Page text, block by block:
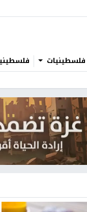
فلسطينيات فلسطينيو